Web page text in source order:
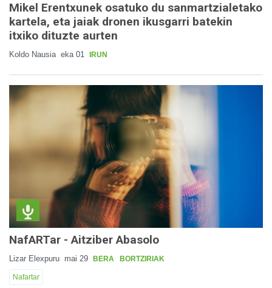
Mikel Erentxunek osatuko du sanmartzialetako
kartela, eta jaiak dronen ikusgarri batekin
itxiko dituzte aurten
Koldo Nausia eka 01 IRUN
NafARTar - Aitziber Abasolo
Lizar Elexpuru mai 29 BERA BORTZIRIAK
Nafartar